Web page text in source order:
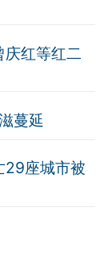
庆红等红二
蔓延
29座城市被